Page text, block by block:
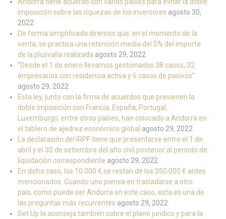
imposición sobre las riquezas de los inversores agosto 30,
2022
De forma simplificada diremos que, en el momento de la
venta, se practica una retención media del 5% del importe
de la plusvalía realizada agosto 29, 2022
“Desde el 1 de enero llevamos gestionados 38 casos, 32
empresarios con residencia activa y 6 casos de pasivos”
agosto 29, 2022
Esta ley, junto con la firma de acuerdos que previenen la
doble imposición con Francia, España, Portugal,
Luxemburgo, entre otros países, han colocado a Andorra en
el tablero de ajedrez económico global agosto 29, 2022
La declaración del IRPF tiene que presentarse entre el 1 de
abril y el 30 de setiembre del año civil posterior al periodo de
liquidación correspondiente agosto 29, 2022
En dicho caso, los 10.000 € se restan de los 350.000 € antes
mencionados. Cuando uno piensa en trasladarse a otro
país, como puede ser Andorra en este caso, esta es una de
las preguntas más recurrentes agosto 29, 2022
Set Up la aconseja también sobre el plano jurídico y para la